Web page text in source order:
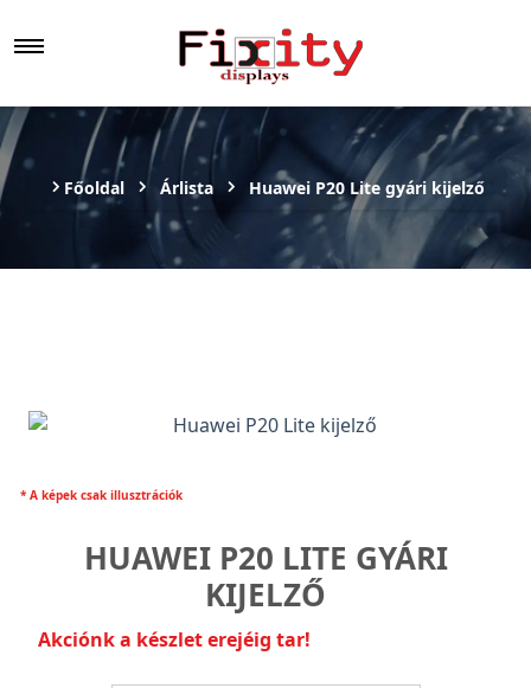
Főoldal Árlista Huawei P20 Lite gyári kijelző
* A képek csak illusztrációk
HUAWEI P20 LITE GYÁRI
KIJELZŐ
Akciónk a készlet erejéig tar!